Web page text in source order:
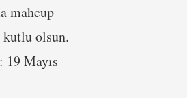
mahcup
kutlu olsun.
Mayıs